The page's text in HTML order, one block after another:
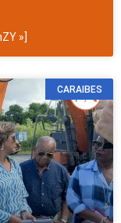
»]
CARAIBES